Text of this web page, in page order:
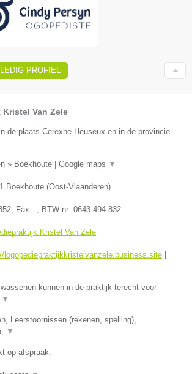
PROFIEL
Van Zele
de plaats Cerexhe Heuseux en in de provincie
» Boekhoute Google maps ▼
Boekhoute (Oost-Vlaanderen)
, Fax: - , BTW-nr: 0643.494.832
Kristel Van Zele
logopediepraktijkkristelvanzele.business.site
kunnen in de praktijk terecht voor
▼
Leerstoornissen (rekenen, spelling),
▼
op afspraak.